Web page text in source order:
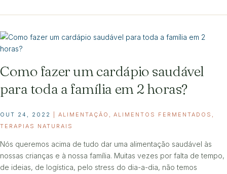
Como fazer um cardápio saudável
para toda a família em 2 horas?
OUT 24, 2022 ALIMENTAÇÃO ,ALIMENTOS FERMENTADOS ,
TERAPIAS NATURAIS
Nós queremos acima de tudo dar uma alimentação saudável às
nossas crianças e à nossa família. Muitas vezes por falta de tempo,
de ideias, de logística, pelo stress do dia-a-dia, não temos